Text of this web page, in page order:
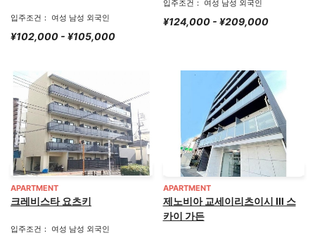
입주조건： 여성 남성 외국인
¥102,000 - ¥105,000
입주조건： 여성 남성 외국인
¥124,000 - ¥209,000
APARTMENT
크레비스타 요츠키
입주조건： 여성 남성 외국인
APARTMENT
제노비아 교세이리츠이시 Ⅲ 스
카이 가든